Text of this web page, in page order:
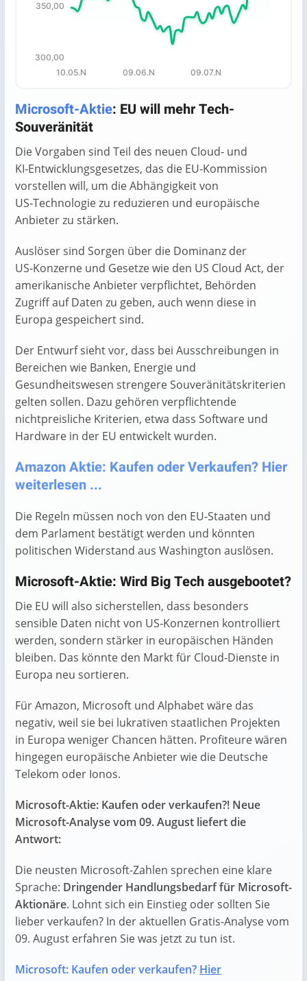
10.05.N 09.06.N 09.07.N
300,00
350,00
Microsoft-Aktie: EU will mehr Tech-
Souveränität
Die Vorgaben sind Teil des neuen Cloud‑ und
KI‑Entwicklungsgesetzes, das die EU‑Kommission
vorstellen will, um die Abhängigkeit von
US‑Technologie zu reduzieren und europäische
Anbieter zu stärken.
Auslöser sind Sorgen über die Dominanz der
US‑Konzerne und Gesetze wie den US Cloud Act, der
amerikanische Anbieter verpflichtet, Behörden
Zugriff auf Daten zu geben, auch wenn diese in
Europa gespeichert sind.
Der Entwurf sieht vor, dass bei Ausschreibungen in
Bereichen wie Banken, Energie und
Gesundheitswesen strengere Souveränitätskriterien
gelten sollen. Dazu gehören verpflichtende
nichtpreisliche Kriterien, etwa dass Software und
Hardware in der EU entwickelt wurden.
Amazon Aktie: Kaufen oder Verkaufen? Hier
weiterlesen ...
Die Regeln müssen noch von den EU‑Staaten und
dem Parlament bestätigt werden und könnten
politischen Widerstand aus Washington auslösen.
Microsoft-Aktie: Wird Big Tech ausgebootet?
Die EU will also sicherstellen, dass besonders
sensible Daten nicht von US‑Konzernen kontrolliert
werden, sondern stärker in europäischen Händen
bleiben. Das könnte den Markt für Cloud‑Dienste in
Europa neu sortieren.
Für Amazon, Microsoft und Alphabet wäre das
negativ, weil sie bei lukrativen staatlichen Projekten
in Europa weniger Chancen hätten. Profiteure wären
hingegen europäische Anbieter wie die Deutsche
Telekom oder Ionos.
Microsoft-Aktie: Kaufen oder verkaufen?! Neue
Microsoft-Analyse vom 09. August liefert die
Antwort:
Die neusten Microsoft-Zahlen sprechen eine klare
Sprache: Dringender Handlungsbedarf für Microsoft-
Aktionäre. Lohnt sich ein Einstieg oder sollten Sie
lieber verkaufen? In der aktuellen Gratis-Analyse vom
09. August erfahren Sie was jetzt zu tun ist.
Microsoft: Kaufen oder verkaufen? Hier